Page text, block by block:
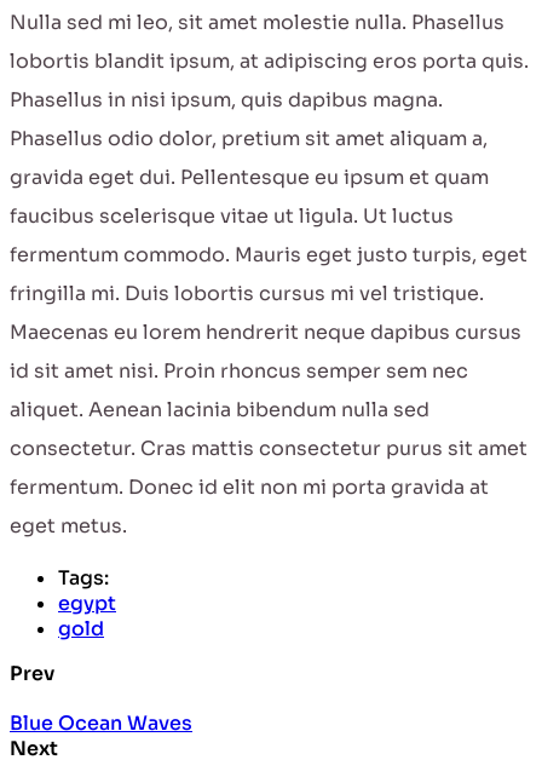
Nulla sed mi leo, sit amet molestie nulla. Phasellus
lobortis blandit ipsum, at adipiscing eros porta quis.
Phasellus in nisi ipsum, quis dapibus magna.
Phasellus odio dolor, pretium sit amet aliquam a,
gravida eget dui. Pellentesque eu ipsum et quam
faucibus scelerisque vitae ut ligula. Ut luctus
fermentum commodo. Mauris eget justo turpis, eget
fringilla mi. Duis lobortis cursus mi vel tristique.
Maecenas eu lorem hendrerit neque dapibus cursus
id sit amet nisi. Proin rhoncus semper sem nec
aliquet. Aenean lacinia bibendum nulla sed
consectetur. Cras mattis consectetur purus sit amet
fermentum. Donec id elit non mi porta gravida at
eget metus.
Tags:
egypt
gold
Prev
Blue Ocean Waves
Next